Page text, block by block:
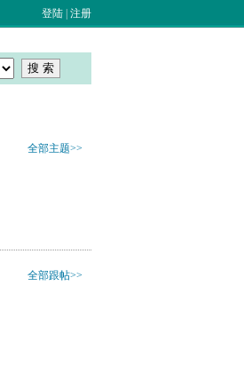
登陆 注册
全部主题>>
全部跟帖>>